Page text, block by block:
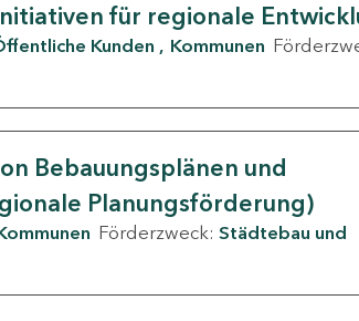
für regionale
Kunden Kommunen
Bebauungsplänen und
Planungsförderung)
Förderzweck: Städtebau und